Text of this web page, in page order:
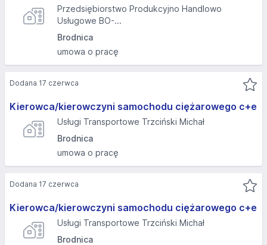
Przedsiębiorstwo Produkcyjno Handlowo
Usługowe BO-...
Brodnica
umowa o pracę
Kierowca/kierowczyni samochodu ciężarowego c+e
Usługi Transportowe Trzciński Michał
Brodnica
umowa o pracę
Dodana 17 czerwca
Kierowca/kierowczyni samochodu ciężarowego c+e
Usługi Transportowe Trzciński Michał
Brodnica
Dodana 17 czerwca